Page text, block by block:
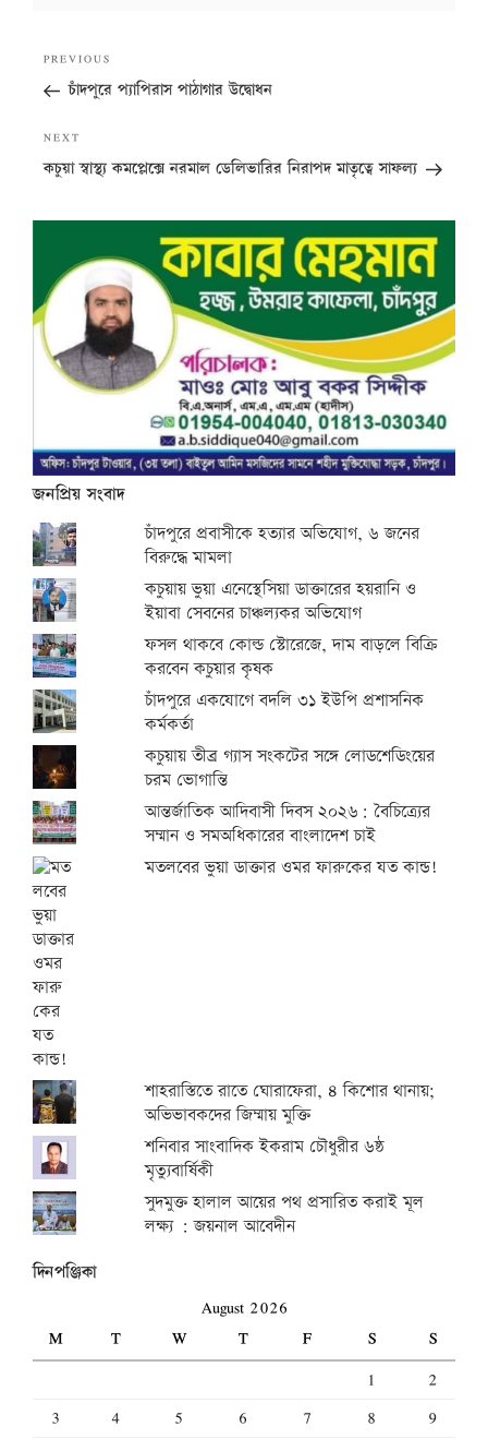
navigation
Previous
Post
PREVIOUS
চাঁদপুরে প্যাপিরাস পাঠাগার উদ্বোধন
Next
Post
NEXT
কচুয়া স্বাস্থ্য কমপ্লেক্সে নরমাল ডেলিভারির নিরাপদ মাতৃত্বে সাফল্য
জনপ্রিয় সংবাদ
চাঁদপুরে প্রবাসীকে হত্যার অভিযোগ, ৬ জনের
বিরুদ্ধে মামলা
কচুয়ায় ভুয়া এনেস্থেসিয়া ডাক্তারের হয়রানি ও
ইয়াবা সেবনের চাঞ্চল্যকর অভিযোগ
ফসল থাকবে কোল্ড স্টোরেজে, দাম বাড়লে বিক্রি
করবেন কচুয়ার কৃষক
চাঁদপুরে একযোগে বদলি ৩১ ইউপি প্রশাসনিক
কর্মকর্তা
কচুয়ায় তীব্র গ্যাস সংকটের সঙ্গে লোডশেডিংয়ের
চরম ভোগান্তি
আন্তর্জাতিক আদিবাসী দিবস ২০২৬: বৈচিত্র্যের
সম্মান ও সমঅধিকারের বাংলাদেশ চাই
মতলবের ভুয়া ডাক্তার ওমর ফারুকের যত কান্ড!
শাহরাস্তিতে রাতে ঘোরাফেরা, ৪ কিশোর থানায়;
অভিভাবকদের জিম্মায় মুক্তি
শনিবার সাংবাদিক ইকরাম চৌধুরীর ৬ষ্ঠ
মৃত্যুবার্ষিকী
সুদমুক্ত হালাল আয়ের পথ প্রসারিত করাই মূল
লক্ষ্য : জয়নাল আবেদীন
দিনপঞ্জিকা
August 2026
M
T W T F S
S
1
2
3
4 5 6 7 8
9